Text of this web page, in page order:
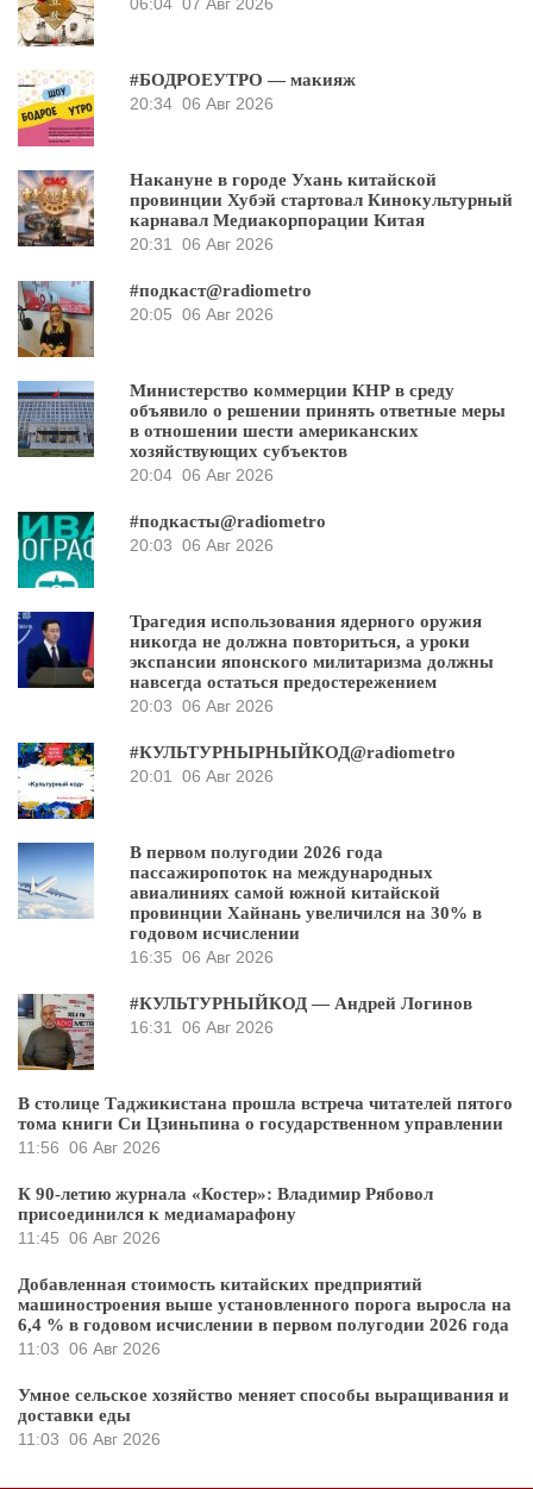
#БОДРОЕУТРО — макияж
20:34 06 Авг 2026
Накануне в городе Ухань китайской
провинции Хубэй стартовал Кинокультурный
карнавал Медиакорпорации Китая
20:31
06 Авг 2026
#подкаст@radiometro
20:05 06 Авг 2026
Министерство коммерции КНР в среду
объявило о решении принять ответные меры
в отношении шести американских
хозяйствующих субъектов
20:04 06 Авг 2026
#подкасты@radiometro
20:03 06 Авг 2026
Трагедия использования ядерного оружия
никогда не должна повториться, а уроки
экспансии японского милитаризма должны
навсегда остаться предостережением
20:03 06 Авг 2026
#КУЛЬТУРНЫРНЫЙКОД@radiometro
20:01
06 Авг 2026
В первом полугодии 2026 года
пассажиропоток на международных
авиалиниях самой южной китайской
провинции Хайнань увеличился на 30% в
годовом исчислении
16:35 06 Авг 2026
#КУЛЬТУРНЫЙКОД — Андрей Логинов
16:31
06 Авг 2026
В столице Таджикистана прошла встреча читателей пятого
тома книги Си Цзиньпина о государственном управлении
11:56 06 Авг 2026
К 90-летию журнала «Костер»: Владимир Рябовол
присоединился к медиамарафону
11:45 06 Авг 2026
Добавленная стоимость китайских предприятий
машиностроения выше установленного порога выросла на
6,4 % в годовом исчислении в первом полугодии 2026 года
11:03 06 Авг 2026
Умное сельское хозяйство меняет способы выращивания и
доставки еды
11:03 06 Авг 2026